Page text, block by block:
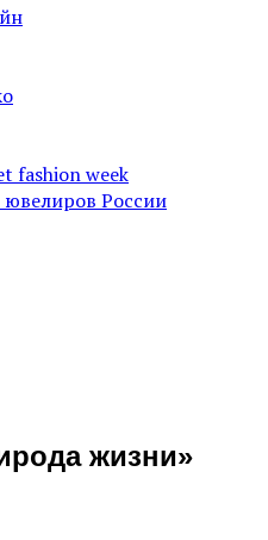
fashion week
России
жизни»